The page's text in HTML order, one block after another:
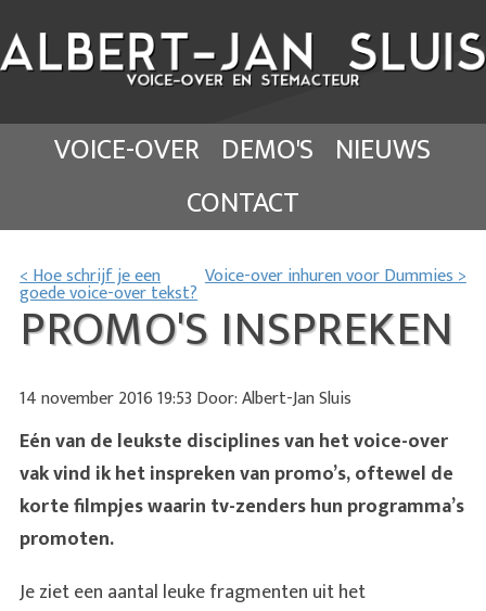
VOICE-OVER DEMO'S NIEUWS
CONTACT
Voice-over inhuren voor Dummies >
< Hoe schrijf je een
goede voice-over tekst?
PROMO'S INSPREKEN
14 november 2016 19:53 Door: Albert-Jan Sluis
Eén van de leukste disciplines van het voice-over
vak vind ik het inspreken van promo’s, oftewel de
korte filmpjes waarin tv-zenders hun programma’s
promoten.
Je ziet een aantal leuke fragmenten uit het